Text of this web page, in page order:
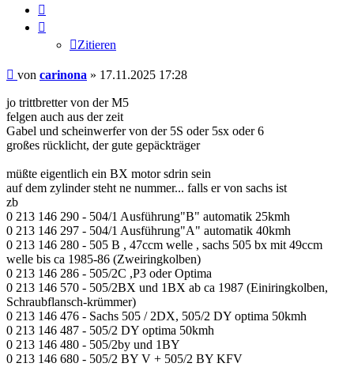
Zitieren
Beitrag
von carinona » 17.11.2025 17:28
jo trittbretter von der M5
felgen auch aus der zeit
Gabel und scheinwerfer von der 5S oder 5sx oder 6
großes rücklicht, der gute gepäckträger
müßte eigentlich ein BX motor sdrin sein
auf dem zylinder steht ne nummer... falls er von sachs ist
zb
0 213 146 290 - 504/1 Ausführung"B" automatik 25kmh
0 213 146 297 - 504/1 Ausführung"A" automatik 40kmh
0 213 146 280 - 505 B , 47ccm welle , sachs 505 bx mit 49ccm
welle bis ca 1985-86 (Zweiringkolben)
0 213 146 286 - 505/2C ,P3 oder Optima
0 213 146 570 - 505/2BX und 1BX ab ca 1987 (Einiringkolben,
Schraubflansch-krümmer)
0 213 146 476 - Sachs 505 / 2DX, 505/2 DY optima 50kmh
0 213 146 487 - 505/2 DY optima 50kmh
0 213 146 480 - 505/2by und 1BY
0 213 146 680 - 505/2 BY V + 505/2 BY KFV